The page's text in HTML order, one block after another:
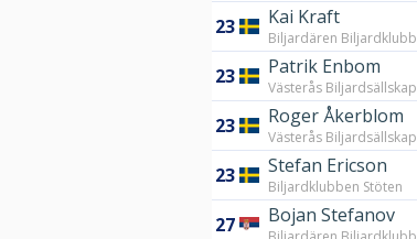
23 Kai Kraft
Biljardären Biljardklubb
23 Patrik Enbom
Västerås Biljardsällskap
23 Roger Åkerblom
Västerås Biljardsällskap
23 Stefan Ericson
Biljardklubben Stöten
27 Bojan Stefanov